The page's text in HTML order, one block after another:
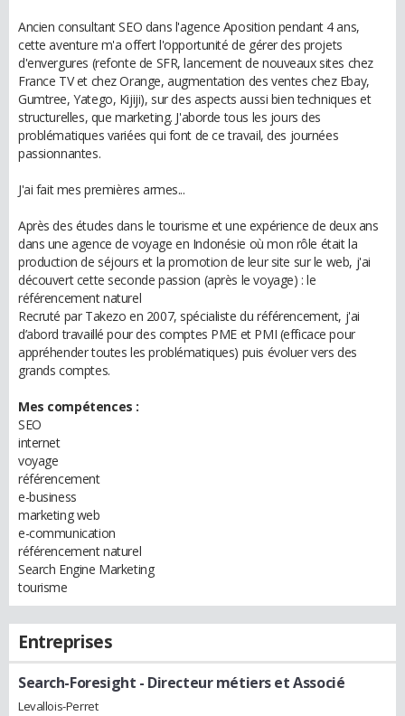
Ancien consultant SEO dans l'agence Aposition pendant 4 ans,
cette aventure m'a offert l'opportunité de gérer des projets
d'envergures (refonte de SFR, lancement de nouveaux sites chez
France TV et chez Orange, augmentation des ventes chez Ebay,
Gumtree, Yatego, Kijiji), sur des aspects aussi bien techniques et
structurelles, que marketing. J'aborde tous les jours des
problématiques variées qui font de ce travail, des journées
passionnantes.
J'ai fait mes premières armes...
Après des études dans le tourisme et une expérience de deux ans
dans une agence de voyage en Indonésie où mon rôle était la
production de séjours et la promotion de leur site sur le web, j'ai
découvert cette seconde passion (après le voyage) : le
référencement naturel
Recruté par Takezo en 2007, spécialiste du référencement, j'ai
d’abord travaillé pour des comptes PME et PMI (efficace pour
appréhender toutes les problématiques) puis évoluer vers des
grands comptes.
Mes compétences :
SEO
internet
voyage
référencement
e-business
marketing web
e-communication
référencement naturel
Search Engine Marketing
tourisme
Entreprises
Search-Foresight - Directeur métiers et Associé
Levallois-Perret